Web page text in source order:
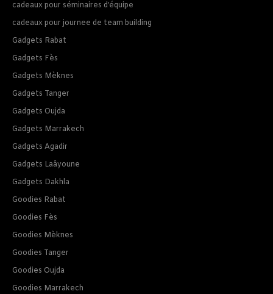
cadeaux pour séminaires d’équipe
cadeaux pour journee de team building
Gadgets Rabat
Gadgets Fès
Gadgets Mèknes
Gadgets Tanger
Gadgets Oujda
Gadgets Marrakech
Gadgets Agadir
Gadgets Laâyoune
Gadgets Dakhla
Goodies Rabat
Goodies Fès
Goodies Mèknes
Goodies Tanger
Goodies Oujda
Goodies Marrakech